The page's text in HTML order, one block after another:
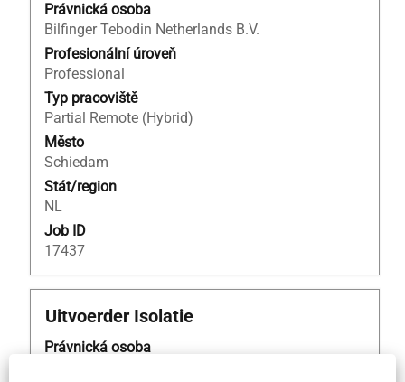
Právnická osoba
Bilfinger Tebodin Netherlands B.V.
Profesionální úroveň
Professional
Typ pracoviště
Partial Remote (Hybrid)
Město
Schiedam
Stát/region
NL
Job ID
17437
zobrazení
veškerých
informací
o
profesi.
Titul
Uitvoerder Isolatie
Právnická osoba
Vyberte
zobrazení